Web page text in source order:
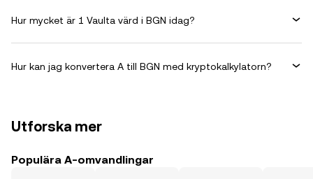
Hur mycket är 1 Vaulta värd i BGN idag?
Hur kan jag konvertera A till BGN med kryptokalkylatorn?
Utforska mer
Populära A-omvandlingar